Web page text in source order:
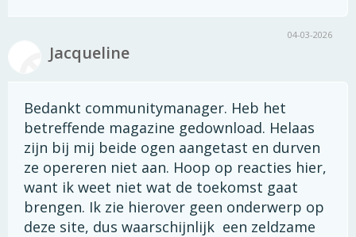
Jacqueline
04-03-2026
Bedankt communitymanager. Heb het
betreffende magazine gedownload. Helaas
zijn bij mij beide ogen aangetast en durven
ze opereren niet aan. Hoop op reacties hier,
want ik weet niet wat de toekomst gaat
brengen. Ik zie hierover geen onderwerp op
deze site, dus waarschijnlijk een zeldzame